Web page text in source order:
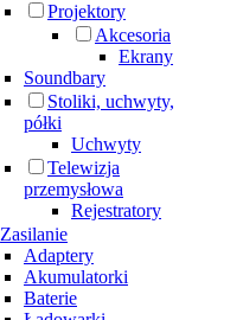
Projektory
Akcesoria
Ekrany
Soundbary
Stoliki, uchwyty,
półki
Uchwyty
Telewizja
przemysłowa
Rejestratory
Zasilanie
Adaptery
Akumulatorki
Baterie